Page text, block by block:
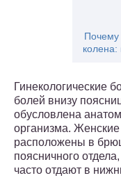
Почему
Гинекологические
болей внизу
обусловлена
организма.
расположены в
поясничного
часто отдают в